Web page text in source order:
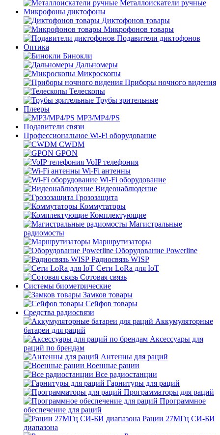
Металлоискатели ручные
Микрофоны диктофоны
Диктофонов товары
Микрофонов товары
Подавители диктофонов
Оптика
Бинокли
Дальномеры
Микроскопы
Приборы ночного видения
Телескопы
Трубы зрительные
Плееры
MP3/MP4/PS
Подавители связи
Профессиональное Wi-Fi оборудование
CWDM
GPON
VoIP телефония
Wi-Fi антенны
Wi-Fi оборудование
Видеонаблюдение
Грозозащита
Коммутаторы
Комплектующие
Магистральные
радиомосты
Маршрутизаторы
Оборудование Powerline
Радиосвязь WISP
Сети LoRa для IoT
Сотовая связь
Системы биометрические
Замков товары
Сейфов товары
Средства радиосвязи
Аккумуляторные
батареи для раций
Аксессуары для
раций по брендам
Антенны для раций
Военные рации
Все радиостанции
Гарнитуры для раций
Программаторы для раций
Программное
обеспечение для раций
Рации 27МГц СИ-БИ
диапазона